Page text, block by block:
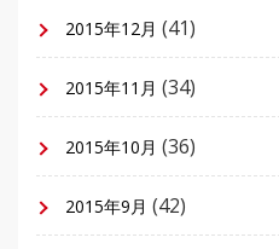
2015年12月 (41)
2015年11月 (34)
2015年10月 (36)
2015年9月 (42)